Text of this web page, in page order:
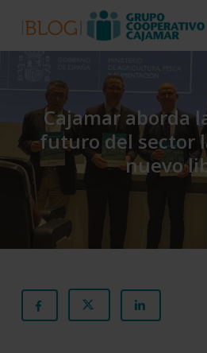
main
Cajamar aborda
futuro del sector
nuevo